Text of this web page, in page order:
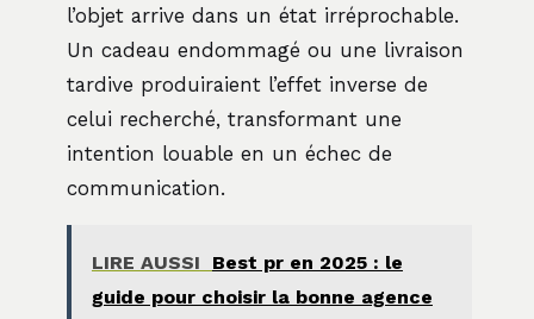
l’objet arrive dans un état irréprochable.
Un cadeau endommagé ou une livraison
tardive produiraient l’effet inverse de
celui recherché, transformant une
intention louable en un échec de
communication.
LIRE AUSSI
Best pr en 2025 : le
guide pour choisir la bonne agence